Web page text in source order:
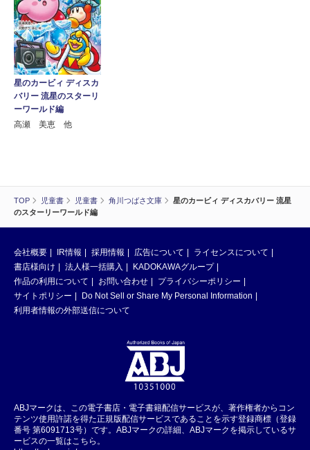
TOP 児童書 児童書 角川つばさ文庫
星のカービィ ディスカバリー 流星
のスターリーワールド編
星のカービィ ディスカ
バリー 流星のスターリ
ーワールド編
高瀬 美恵 他
会社概要 IR情報 採用情報 広告について
ライセンスについて
書店様向け
法人様一括購入
KADOKAWAグループ
作品の利用について
お問い合わせ
プライバシーポリシー
サイトポリシー
Do Not Sell or Share My Personal Information
利用者情報の外部送信について
ABJマークは、この電子書店・電子書籍配信サービスが、著作権者からコン
テンツ使用許諾を得た正規版配信サービスであることを示す登録商標（登録
番号 第6091713号）です。ABJマークの詳細、ABJマークを掲示しているサ
ービスの一覧はこちら。